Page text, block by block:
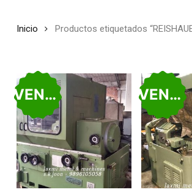
Inicio Productos etiquetados
VENDIDO VENDIDO